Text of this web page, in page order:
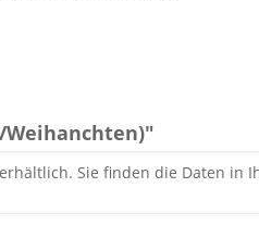
Sie finden die Daten in